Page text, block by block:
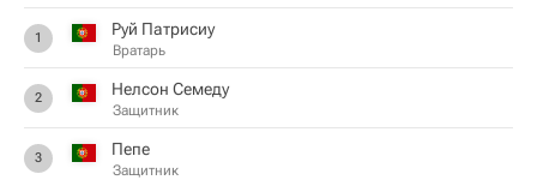
1 Руй Патрисиу
Вратарь
2 Нелсон Семеду
Защитник
3 Пепе
Защитник